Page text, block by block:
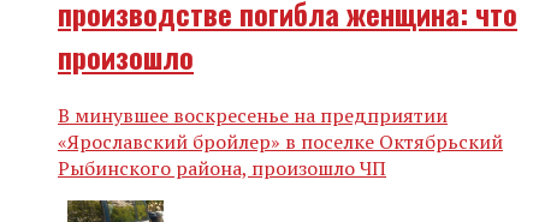
производстве погибла женщина: что
произошло
В минувшее воскресенье на предприятии
«Ярославский бройлер» в поселке Октябрьский
Рыбинского района, произошло ЧП